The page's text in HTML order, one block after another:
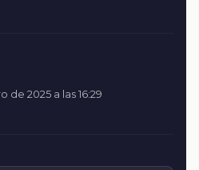
de 2025 a las 16:29